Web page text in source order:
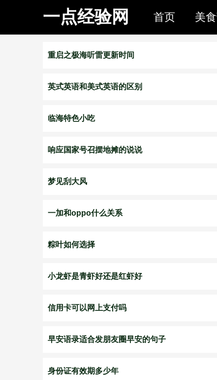
一点经验网 首页 美
重启之极海听雷更新时间
英式英语和美式英语的区别
临海特色小吃
响应国家号召摆地摊的说说
梦见刮大风
一加和oppo什么关系
粽叶如何选择
小龙虾是青虾好还是红虾好
信用卡可以网上支付吗
早安语录适合发朋友圈早安的句子
身份证有效期多少年